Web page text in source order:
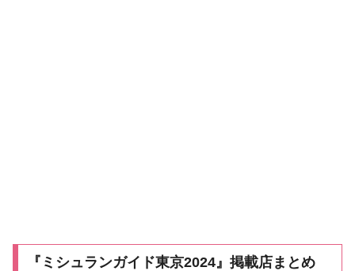
『ミシュランガイド東京2024』掲載店まとめ